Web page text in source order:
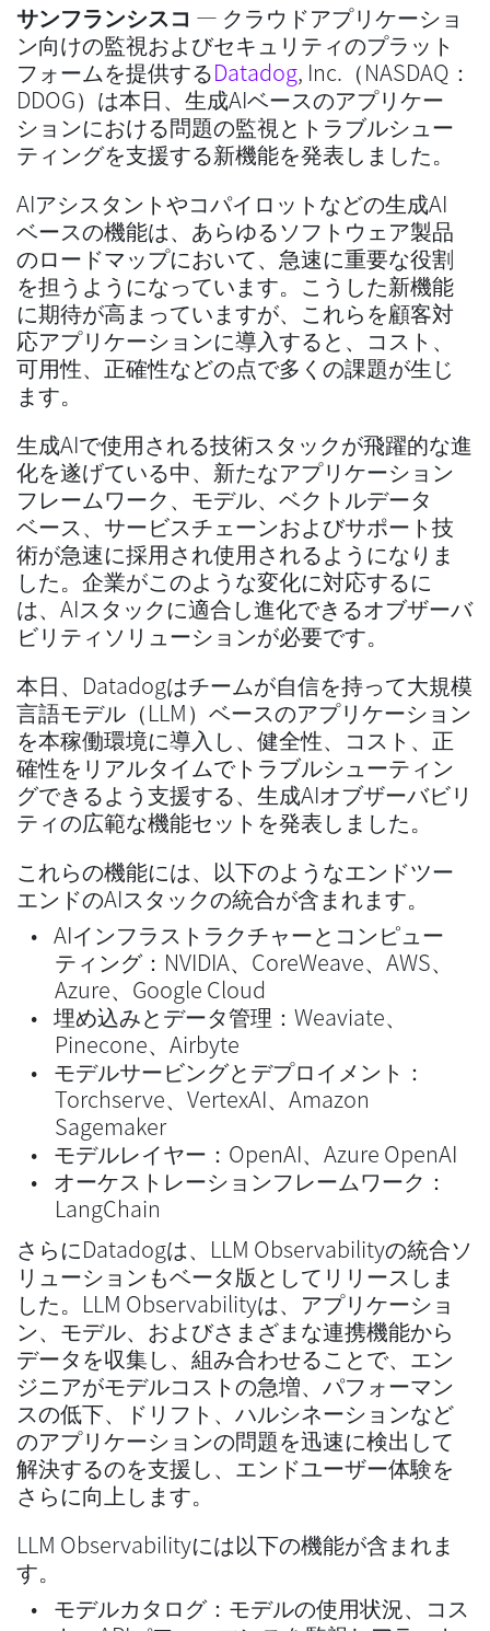
サンフランシスコ — クラウドアプリケーショ
ン向けの監視およびセキュリティのプラット
フォームを提供するDatadog, Inc.（NASDAQ：
DDOG）は本日、生成AIベースのアプリケー
ションにおける問題の監視とトラブルシュー
ティングを支援する新機能を発表しました。
AIアシスタントやコパイロットなどの生成AI
ベースの機能は、あらゆるソフトウェア製品
のロードマップにおいて、急速に重要な役割
を担うようになっています。こうした新機能
に期待が高まっていますが、これらを顧客対
応アプリケーションに導入すると、コスト、
可用性、正確性などの点で多くの課題が生じ
ます。
生成AIで使用される技術スタックが飛躍的な進
化を遂げている中、新たなアプリケーション
フレームワーク、モデル、ベクトルデータ
ベース、サービスチェーンおよびサポート技
術が急速に採用され使用されるようになりま
した。企業がこのような変化に対応するに
は、AIスタックに適合し進化できるオブザーバ
ビリティソリューションが必要です。
本日、Datadogはチームが自信を持って大規模
言語モデル（LLM）ベースのアプリケーション
を本稼働環境に導入し、健全性、コスト、正
確性をリアルタイムでトラブルシューティン
グできるよう支援する、生成AIオブザーバビリ
ティの広範な機能セットを発表しました。
これらの機能には、以下のようなエンドツー
エンドのAIスタックの統合が含まれます。
AIインフラストラクチャーとコンピュー
ティング：NVIDIA、CoreWeave、AWS、
Azure、Google Cloud
埋め込みとデータ管理：Weaviate、
Pinecone、Airbyte
モデルサービングとデプロイメント：
Torchserve、VertexAI、Amazon
Sagemaker
モデルレイヤー：OpenAI、Azure OpenAI
オーケストレーションフレームワーク：
LangChain
さらにDatadogは、LLM Observabilityの統合ソ
リューションもベータ版としてリリースしま
した。LLM Observabilityは、アプリケーショ
ン、モデル、およびさまざまな連携機能から
データを収集し、組み合わせることで、エン
ジニアがモデルコストの急増、パフォーマン
スの低下、ドリフト、ハルシネーションなど
のアプリケーションの問題を迅速に検出して
解決するのを支援し、エンドユーザー体験を
さらに向上します。
LLM Observabilityには以下の機能が含まれま
す。
モデルカタログ：モデルの使用状況、コス